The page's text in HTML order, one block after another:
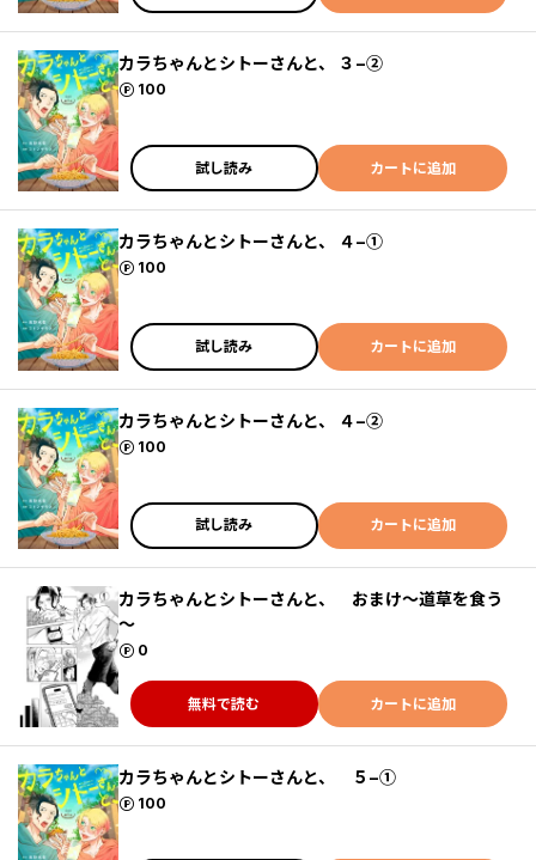
カラちゃんとシトーさんと、 ３−②
100
ポイント
試し読み カートに追加
カラちゃんとシトーさんと、 ４−①
100
ポイント
試し読み カートに追加
カラちゃんとシトーさんと、 ４−②
100
ポイント
試し読み カートに追加
カラちゃんとシトーさんと、 おまけ～道草を食う
～
0
ポイント
無料で読む カートに追加
カラちゃんとシトーさんと、 ５−①
100
ポイント